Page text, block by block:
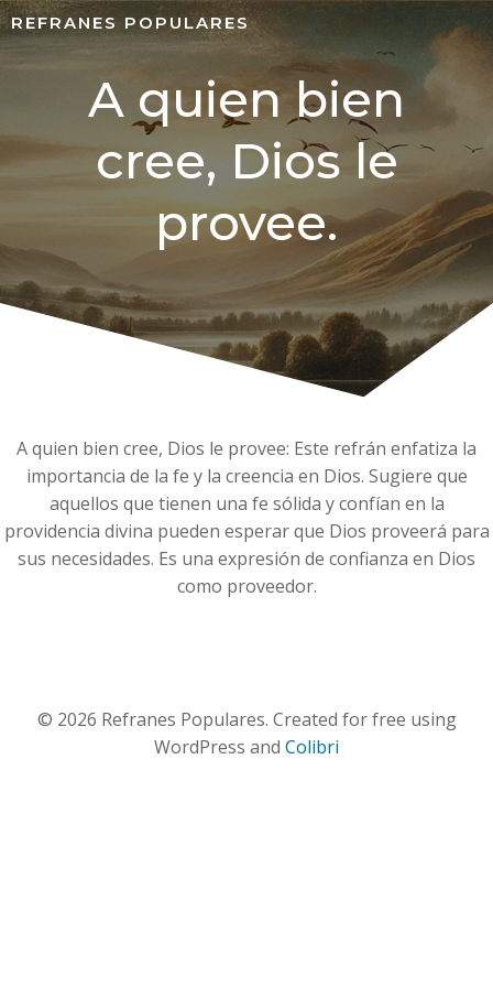
REFRANES POPULARES
A quien bien
cree, Dios le
provee.
A quien bien cree, Dios le provee: Este refrán enfatiza la
importancia de la fe y la creencia en Dios. Sugiere que
aquellos que tienen una fe sólida y confían en la
providencia divina pueden esperar que Dios proveerá para
sus necesidades. Es una expresión de confianza en Dios
como proveedor.
© 2026 Refranes Populares. Created for free using
WordPress and Colibri